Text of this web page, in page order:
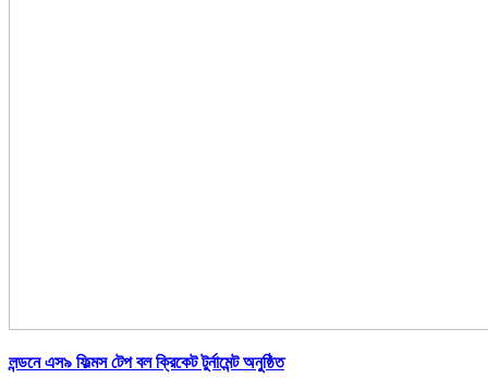
লন্ডনে এস৯ ফিল্মস টেপ বল ক্রিকেট টুর্নামেন্ট অনুষ্ঠিত